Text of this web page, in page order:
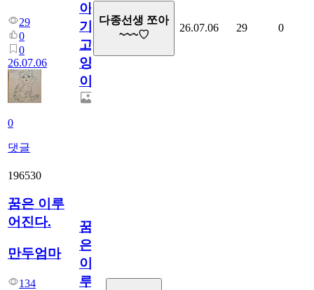
29
0
0
26.07.06
0
댓글
아
기
고
양
이
다종선생 쪼아
~~~♡
26.07.06 29 0
196530
꿈은 이루
어진다.
만두엄마
134
꿈
은
이
루